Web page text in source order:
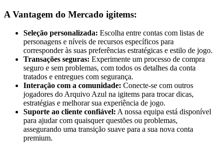
A Vantagem do Mercado igitems:
Seleção personalizada: Escolha entre contas com listas de
personagens e níveis de recursos específicos para
corresponder às suas preferências estratégicas e estilo de jogo.
Transações seguras: Experimente um processo de compra
seguro e sem problemas, com todos os detalhes da conta
tratados e entregues com segurança.
Interação com a comunidade: Conecte-se com outros
jogadores do Arquivo Azul na igitems para trocar dicas,
estratégias e melhorar sua experiência de jogo.
Suporte ao cliente confiável: A nossa equipa está disponível
para ajudar com quaisquer questões ou problemas,
assegurando uma transição suave para a sua nova conta
premium.